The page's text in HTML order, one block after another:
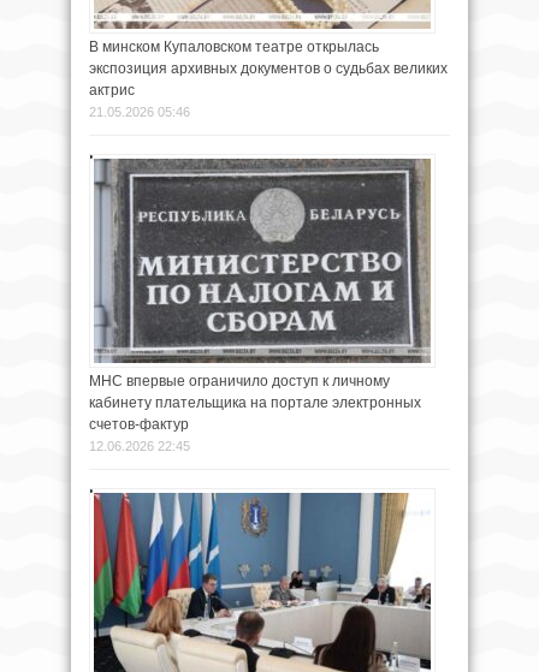
В минском Купаловском театре открылась
экспозиция архивных документов о судьбах великих
актрис
21.05.2026 05:46
МНС впервые ограничило доступ к личному
кабинету плательщика на портале электронных
счетов-фактур
12.06.2026 22:45